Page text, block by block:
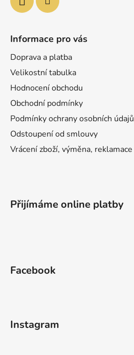
Informace pro vás
Doprava a platba
Velikostní tabulka
Hodnocení obchodu
Obchodní podmínky
Podmínky ochrany osobních údajů
Odstoupení od smlouvy
Vrácení zboží, výměna, reklamace
Přijímáme online platby
Facebook
Instagram